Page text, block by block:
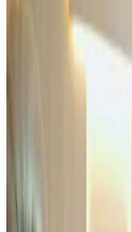
Nesses dois casos,
outros indivíduos,
essa
bens e serviços entre
Longe de ser uma
de alguns dos seus
Exemplos de
A Uber é uma das
mundiais de grandes